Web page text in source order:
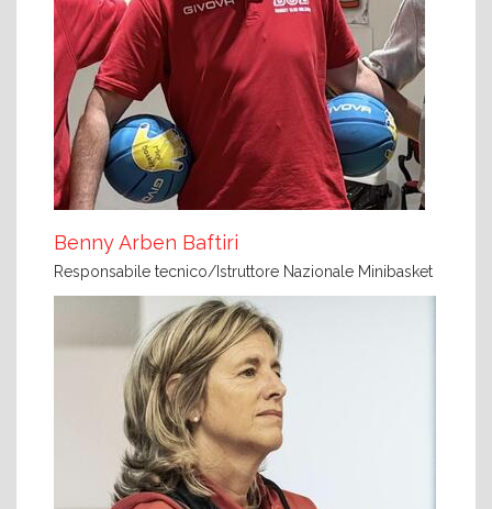
Benny Arben Baftiri
Responsabile tecnico/Istruttore Nazionale Minibasket